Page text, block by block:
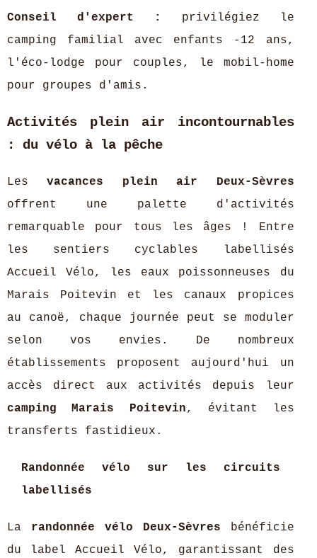
Conseil d'expert :
privilégiez le
camping familial avec enfants -12 ans,
l'éco-lodge pour couples, le mobil-home
pour groupes d'amis.
Activités plein air incontournables
: du vélo à la pêche
Lesvacances plein air Deux-Sèvres
offrent une palette d'activités
remarquable pour tous les âges ! Entre
les sentiers cyclables labellisés
Accueil Vélo, les eaux poissonneuses du
Marais Poitevin et les canaux propices
au canoë, chaque journée peut se moduler
selon vos envies. De nombreux
établissements proposent aujourd'hui un
accès direct aux activités depuis leur
camping Marais Poitevin, évitant les
transferts fastidieux.
Randonnée vélo sur les circuits
labellisés
La randonnée vélo Deux-Sèvres bénéficie
du label Accueil Vélo, garantissant des